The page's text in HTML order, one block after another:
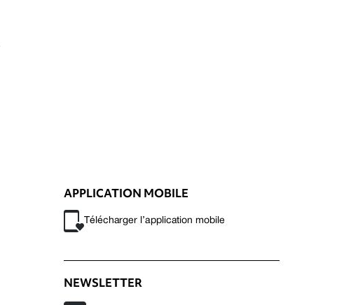
APPLICATION MOBILE
Télécharger l’application mobile
NEWSLETTER